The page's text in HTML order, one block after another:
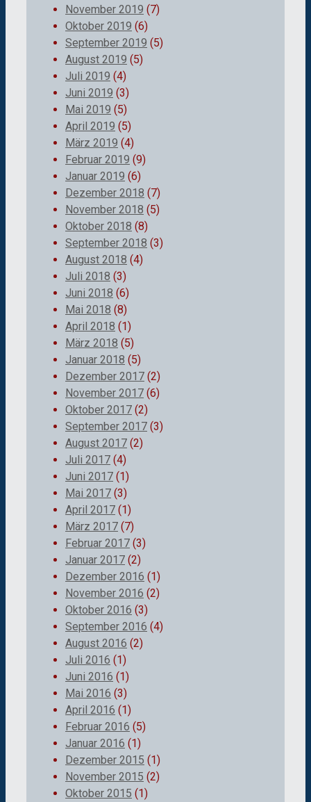
November 2019 (7)
Oktober 2019 (6)
September 2019 (5)
August 2019 (5)
Juli 2019 (4)
Juni 2019 (3)
Mai 2019 (5)
April 2019 (5)
März 2019 (4)
Februar 2019 (9)
Januar 2019 (6)
Dezember 2018 (7)
November 2018 (5)
Oktober 2018 (8)
September 2018 (3)
August 2018 (4)
Juli 2018 (3)
Juni 2018 (6)
Mai 2018 (8)
April 2018 (1)
März 2018 (5)
Januar 2018 (5)
Dezember 2017 (2)
November 2017 (6)
Oktober 2017 (2)
September 2017 (3)
August 2017 (2)
Juli 2017 (4)
Juni 2017 (1)
Mai 2017 (3)
April 2017 (1)
März 2017 (7)
Februar 2017 (3)
Januar 2017 (2)
Dezember 2016 (1)
November 2016 (2)
Oktober 2016 (3)
September 2016 (4)
August 2016 (2)
Juli 2016 (1)
Juni 2016 (1)
Mai 2016 (3)
April 2016 (1)
Februar 2016 (5)
Januar 2016 (1)
Dezember 2015 (1)
November 2015 (2)
Oktober 2015 (1)